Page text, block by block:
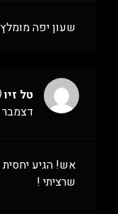
שעון יפה
טל זיו
דצמבר 20, 2022
אש! הגיע יחסית
שרציתי !